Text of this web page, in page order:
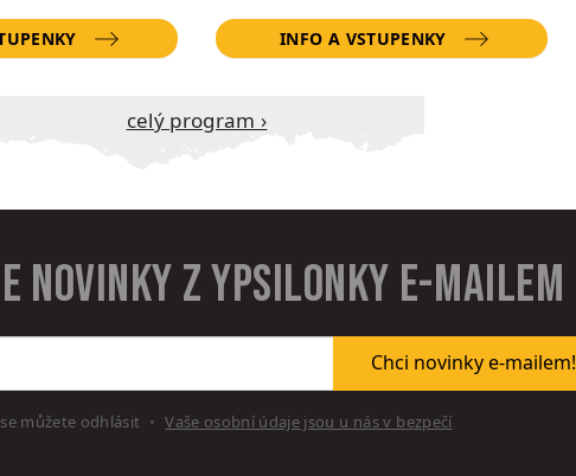
INFO A VSTUPENKY
Celý program ›
novinky z Ypsilonky e-mailem
Chci novinky e-mailem!
můžete odhlásit Vaše osobní údaje jsou u nás v bezpečí